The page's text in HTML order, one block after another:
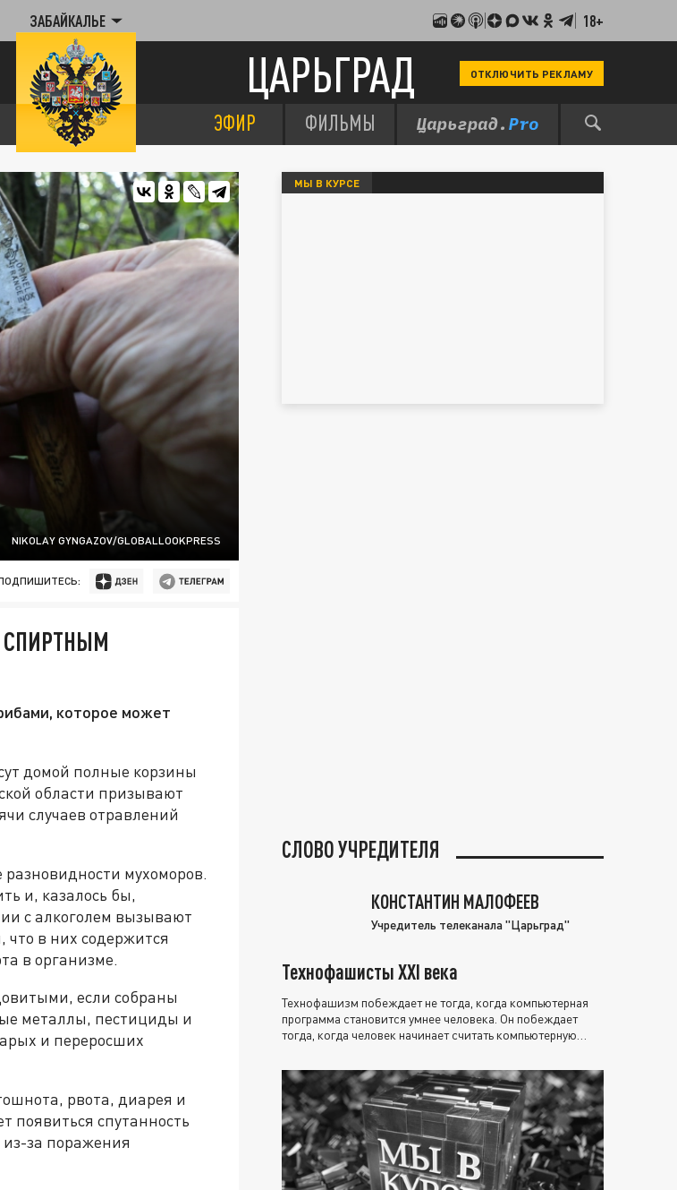
ЗАБАЙКАЛЬЕ 18+
ЦАРЬГРАД ОТКЛЮЧИТЬ РЕКЛАМУ
ЭФИР ФИЛЬМЫ
NIKOLAY GYNGAZOV/GLOBALLOOKPRESS
СПИРТНЫМ
которое может
домой полные корзины
области призывают
случаев отравлений
мухоморов.
и, казалось бы,
с алкоголем вызывают
что в них содержится
в организме.
если собраны
металлы, пестициды и
и переросших
рвота, диарея и
появиться спутанность
из-за поражения
МЫ В КУРСЕ
СЛОВО УЧРЕДИТЕЛЯ
КОНСТАНТИН МАЛОФЕЕВ
Учредитель телеканала "Царьград"
Технофашисты XXI века
Технофашизм побеждает не тогда, когда компьютерная
программа становится умнее человека. Он побеждает
тогда, когда человек начинает считать компьютерную